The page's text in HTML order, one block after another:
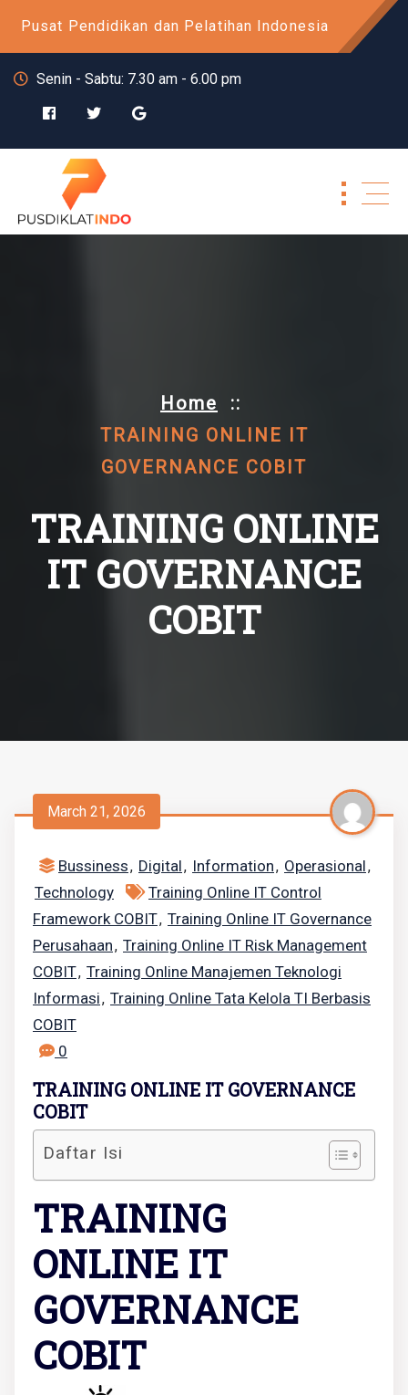
Pusat Pendidikan dan Pelatihan Indonesia
Senin - Sabtu: 7.30 am - 6.00 pm
Home ::
TRAINING ONLINE IT
GOVERNANCE COBIT
TRAINING ONLINE
IT GOVERNANCE
COBIT
March 21, 2026
Bussiness, Digital, Information, Operasional,
Technology
Training Online IT Control
Framework COBIT, Training Online IT Governance
Perusahaan, Training Online IT Risk Management
COBIT, Training Online Manajemen Teknologi
Informasi, Training Online Tata Kelola TI Berbasis
COBIT
0
TRAINING ONLINE IT GOVERNANCE
COBIT
Daftar Isi
TRAINING
ONLINE IT
GOVERNANCE
COBIT